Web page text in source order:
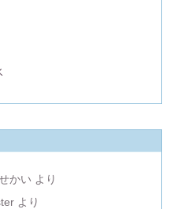
かい より
より